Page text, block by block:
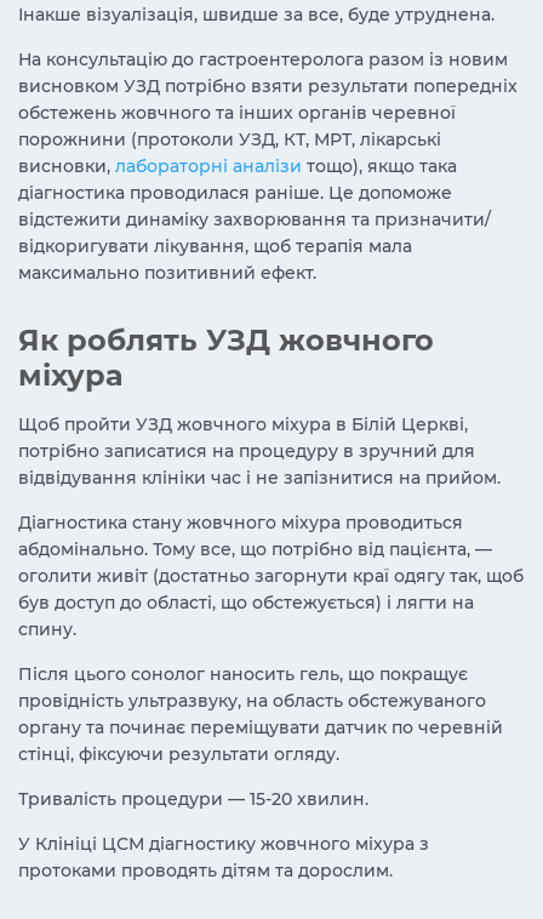
Інакше візуалізація, швидше за все, буде утруднена.
На консультацію до гастроентеролога разом із новим
висновком УЗД потрібно взяти результати попередніх
обстежень жовчного та інших органів черевної
порожнини (протоколи УЗД, КТ, МРТ, лікарські
висновки, лабораторні аналізи тощо), якщо така
діагностика проводилася раніше. Це допоможе
відстежити динаміку захворювання та призначити/
відкоригувати лікування, щоб терапія мала
максимально позитивний ефект.
Як роблять УЗД жовчного
міхура
Щоб пройти УЗД жовчного міхура в Білій Церкві,
потрібно записатися на процедуру в зручний для
відвідування клініки час і не запізнитися на прийом.
Діагностика стану жовчного міхура проводиться
абдомінально. Тому все, що потрібно від пацієнта, —
оголити живіт (достатньо загорнути краї одягу так, щоб
був доступ до області, що обстежується) і лягти на
спину.
Після цього сонолог наносить гель, що покращує
провідність ультразвуку, на область обстежуваного
органу та починає переміщувати датчик по черевній
стінці, фіксуючи результати огляду.
Тривалість процедури — 15-20 хвилин.
У Клініці ЦСМ діагностику жовчного міхура з
протоками проводять дітям та дорослим.